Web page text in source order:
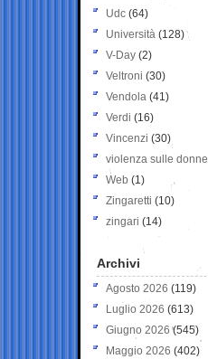
Udc (64)
Università (128)
V-Day (2)
Veltroni (30)
Vendola (41)
Verdi (16)
Vincenzi (30)
violenza sulle donne
Web (1)
Zingaretti (10)
zingari (14)
Archivi
Agosto 2026 (119)
Luglio 2026 (613)
Giugno 2026 (545)
Maggio 2026 (402)